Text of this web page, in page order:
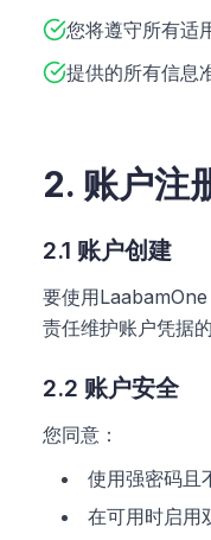
您将遵守所有适
提供的所有信息
2. 账户注
2.1 账户创建
要使用
责任维护账户凭据的
2.2 账户安全
您同意：
使用强密码且
在可用时启用